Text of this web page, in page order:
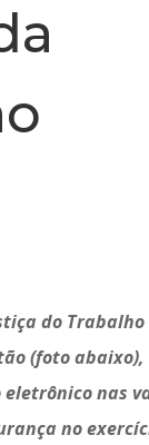
do Trabalho
(foto abaixo),
nas
no